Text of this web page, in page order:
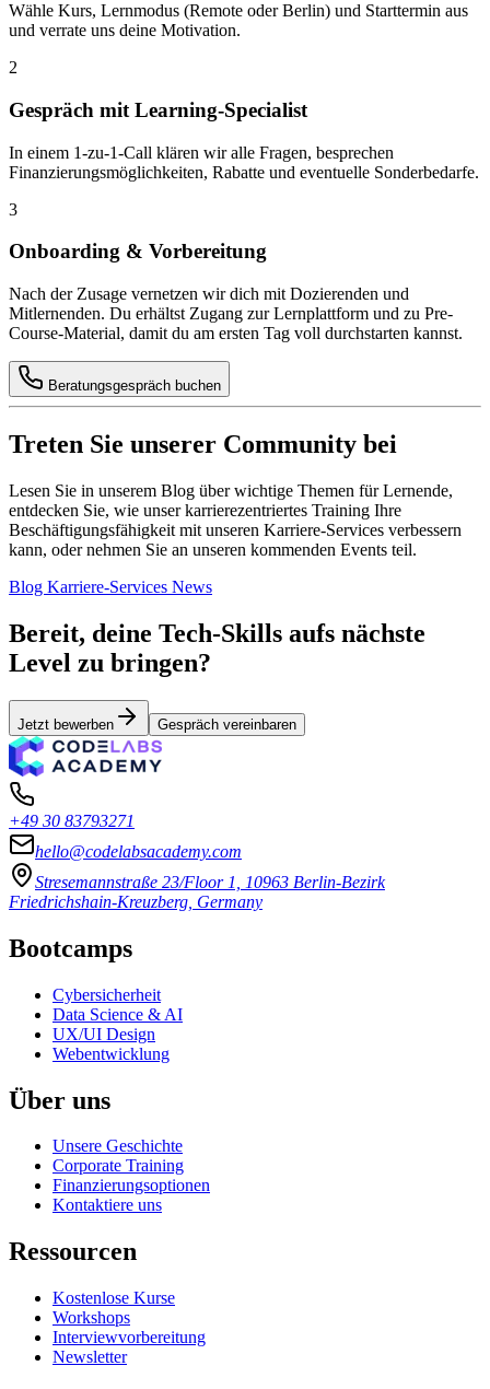
Wähle Kurs, Lernmodus (Remote oder Berlin) und Starttermin aus
und verrate uns deine Motivation.
2
Gespräch mit Learning-Specialist
In einem 1-zu-1-Call klären wir alle Fragen, besprechen
Finanzierungsmöglichkeiten, Rabatte und eventuelle Sonderbedarfe.
3
Onboarding & Vorbereitung
Nach der Zusage vernetzen wir dich mit Dozierenden und
Mitlernenden. Du erhältst Zugang zur Lernplattform und zu Pre-
Course-Material, damit du am ersten Tag voll durchstarten kannst.
Beratungsgespräch buchen
Treten Sie unserer Community bei
Lesen Sie in unserem Blog über wichtige Themen für Lernende,
entdecken Sie, wie unser karrierezentriertes Training Ihre
Beschäftigungsfähigkeit mit unseren Karriere-Services verbessern
kann, oder nehmen Sie an unseren kommenden Events teil.
Blog Karriere-Services News
Bereit, deine Tech-Skills aufs nächste
Level zu bringen?
Jetzt bewerben Gespräch vereinbaren
+49 30 83793271
hello@codelabsacademy.com
Stresemannstraße 23/Floor 1, 10963 Berlin-Bezirk
Friedrichshain-Kreuzberg, Germany
Bootcamps
Cybersicherheit
Data Science & AI
UX/UI Design
Webentwicklung
Über uns
Unsere Geschichte
Corporate Training
Finanzierungsoptionen
Kontaktiere uns
Ressourcen
Kostenlose Kurse
Workshops
Interviewvorbereitung
Newsletter